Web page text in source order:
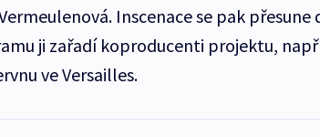
Inscenace se pak přesune
ji zařadí koproducenti projektu,
ve Versailles.